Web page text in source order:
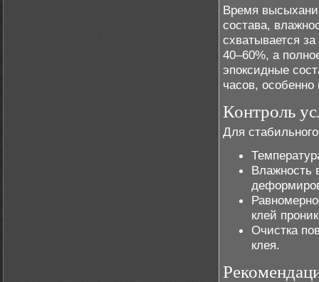
Время
состава,
схватывается
40–60%, а
эпоксидные
часов,
Контроль
Для
Влажность
клей
Очистка
клея.